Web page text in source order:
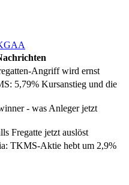
Angriff wird ernst
5,79% Kursanstieg und die
- was Anleger jetzt
Fregatte jetzt auslöst
TKMS-Aktie hebt um 2,9%